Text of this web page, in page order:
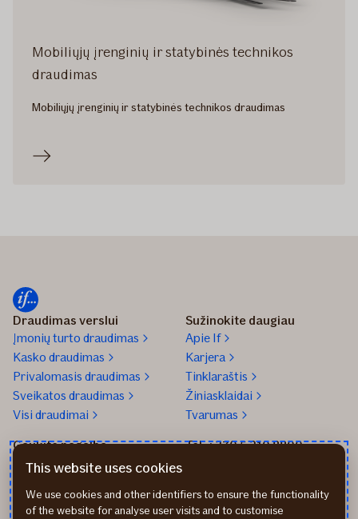
Mobiliųjų įrenginių ir statybinės technikos
draudimas
Mobiliųjų įrenginių ir statybinės technikos draudimas
Draudimas verslui
Įmonių turto draudimas
Kasko draudimas
Privalomasis draudimas
Sveikatos draudimas
Visi draudimai
Sužinokite daugiau
Apie If
Karjera
Tinklaraštis
Žiniasklaidai
Tvarumas
Gaukite pagalbą
Praneškite apie įvykį
partneriai
Tel. +370 5 210 8800
Apmokėjimo būdai
This website uses cookies
We use cookies and other identifiers to ensure the functionality
of the website for analyse user visits and to customise